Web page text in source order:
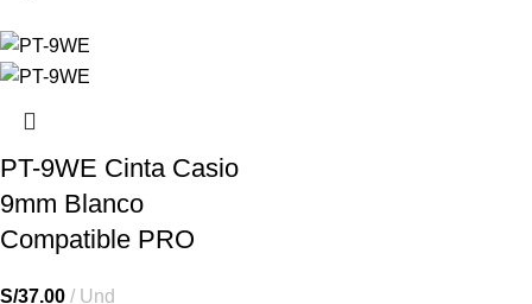
PT-9WE Cinta Casio
9mm Blanco
Compatible PRO
S/37.00
Und